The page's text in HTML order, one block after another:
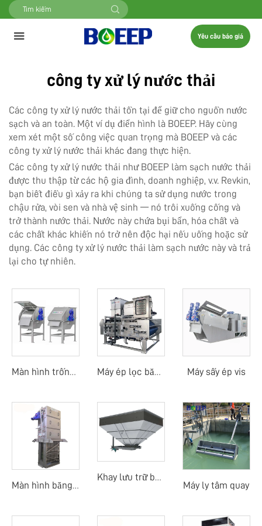
Yêu cầu báo giá
công ty xử lý nước thải
Các công ty xử lý nước thải tồn tại để giữ cho nguồn nước
sạch và an toàn. Một ví dụ điển hình là BOEEP. Hãy cùng
xem xét một số công việc quan trọng mà BOEEP và các
công ty xử lý nước thải khác đang thực hiện.
Các công ty xử lý nước thải như BOEEP làm sạch nước thải
được thu thập từ các hộ gia đình, doanh nghiệp, v.v. Revkin,
bạn biết điều gì xảy ra khi chúng ta sử dụng nước trong
chậu rửa, vòi sen và nhà vệ sinh — nó trôi xuống cống và
trở thành nước thải. Nước này chứa bụi bẩn, hóa chất và
các chất khác khiến nó trở nên độc hại nếu uống hoặc sử
dụng. Các công ty xử lý nước thải làm sạch nước này và trả
lại cho tự nhiên.
Màn hình trống quay ngoài Máy ép lọc băng tải trống quay Máy sấy ép vis
Màn hình băng dòng trung tâm
Khay lưu trữ bùn
Máy ly tâm quay